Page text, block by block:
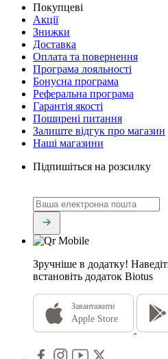
Покупцеві
Акції
Знижки
Доставка
Оплата та повернення
Програма лояльності
Бонусна програма
Реферальна програма
Гарантія якості
Поширені питання
Залиште відгук про магазин
Наші магазини
Підпишіться на розсилку
Зручніше в додатку!
встановіть додаток Biotus
Завантажити
Apple Store